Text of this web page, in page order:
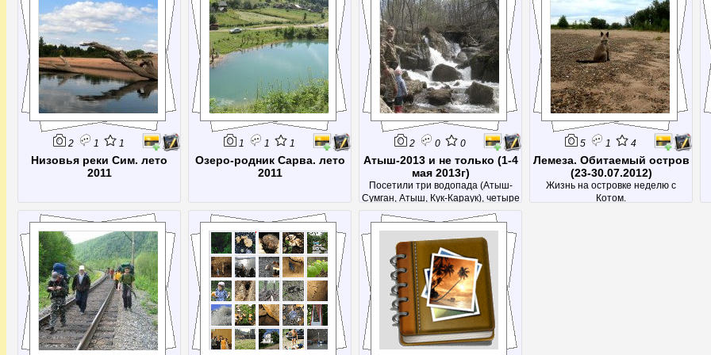
2 1 1
Низовья реки Сим. лето
2011
1 1 1
Озеро-родник Сарва. лето
2011
2 0 0
Атыш-2013 и не только (1-4
мая 2013г)
Посетили три водопада (Атыш-
Сумган, Атыш, Кук-Караук), четыре
пещеры (Аскинская ледяная,
Девичья, Салавата Юлаева и
неизвестная)
5 1 4
Лемеза. Обитаемый остров
(23-30.07.2012)
Жизнь на островке неделю с
Котом.